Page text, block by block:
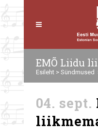
EMÕ Liidu
Esileht > Sündmused
04. sept.